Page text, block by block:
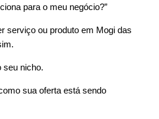
para o meu negócio?”
serviço ou produto em Mogi das
seu nicho.
sua oferta está sendo